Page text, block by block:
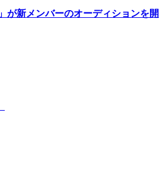
が新メンバーのオーディションを開